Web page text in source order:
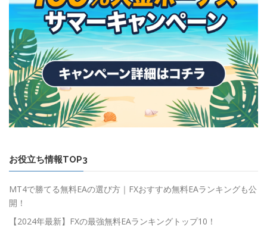
お役立ち情報TOP3
MT4で勝てる無料EAの選び方｜FXおすすめ無料EAランキングも公
開！
【2024年最新】FXの最強無料EAランキングトップ10！